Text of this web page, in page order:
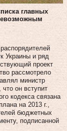
главных
Украины и ряд
проект
рассмотрело
министр
он вступит
кодекса связана
на 2013 г.,
бюджетных
подписанной